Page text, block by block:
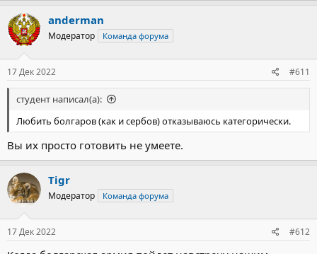
anderman
Модератор Команда форума
17 Дек 2022 #611
студент написал(а):
Любить болгаров (как и сербов) отказываюсь категорически.
Вы их просто готовить не умеете.
Tigr
Модератор Команда форума
17 Дек 2022 #612